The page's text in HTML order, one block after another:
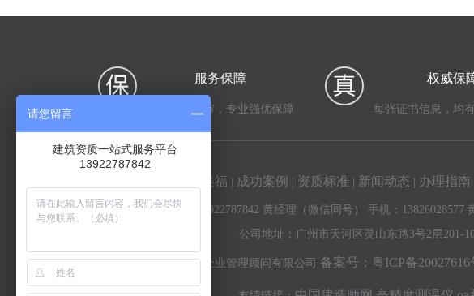
服务保障
专家全程陪审，专业强优保障
权威保
每张证书信息，均
关于美福 成功案例 资质标准 新闻动态 办理指南
手机：13922787842 黄经理（微信同号） 手机：13826028577
公司地址：广州市天河区灵山东路3号2层201-
版权所有©广东美福企业管理顾问有限公司 备案号：粤ICP备20027616
请您留言
建筑资质一站式服务平台
13922787842